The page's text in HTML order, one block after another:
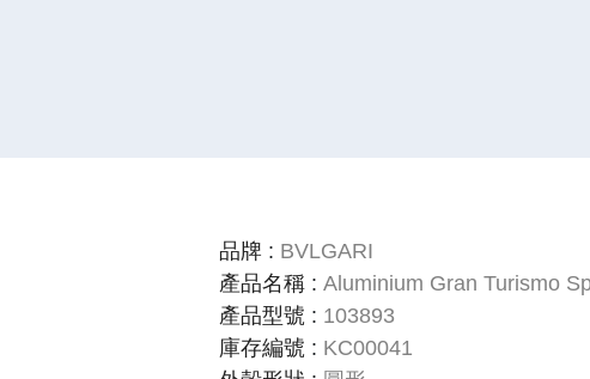
品牌 : BVLGARI
產品名稱: Aluminium Gran Turismo
產品型號 : 103893
庫存編號 : KC00041